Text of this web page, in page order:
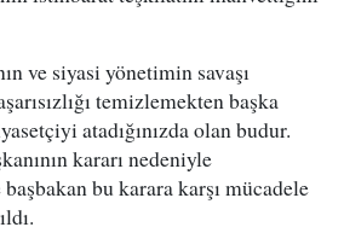
ve siyasi yönetimin savaşı
temizlemekten başka
atadığınızda olan budur.
kararı nedeniyle
bu karara karşı mücadele